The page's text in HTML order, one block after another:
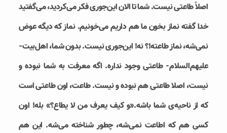
اصلاً طاعتی نیست. شما تا الان این‌جوری فکر می‌کردید، می‌گفتید
خدا گفته نماز بخون ما هم داریم می‌خونیم. نماز که دیگه عوض
نمی‌شه، نماز طاعته!؟ نه! این‌جوری نیست. بدون شما، اهل‌بیت-
علیهم‌السلام- طاعتی وجود نداره. اگه معرفت به شما نبوده و
نیست، اصلا طاعتی هم نبوده و نیست. طاعت، اون طاعتی است
که از ناحیه‌ی شما باشه.«و كيف يعرف من لا يطاع؟» بله! اون
کسی هم که اطاعت نمی‌شه، چطور شناخته می‌شه. این هم